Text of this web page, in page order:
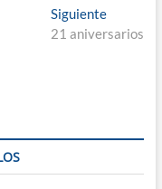
SiguienteEntrada
21 aniversarios